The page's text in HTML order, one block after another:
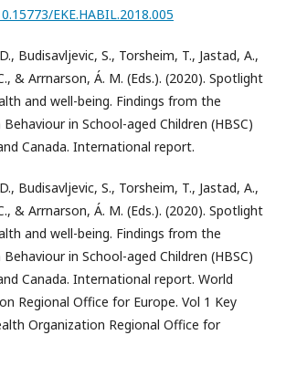
EKE.HABIL.2018.005
Budisavljevic, S., Torsheim, T., Jastad, A.,
& Arrnarson, Á. M. (Eds.). (2020). Spotlight
and well-being. Findings from the
in School-aged Children (HBSC)
Canada. International report.
Budisavljevic, S., Torsheim, T., Jastad, A.,
& Arrnarson, Á. M. (Eds.). (2020). Spotlight
and well-being. Findings from the
in School-aged Children (HBSC)
Canada. International report. World
Regional Office for Europe. Vol 1 Key
Organization Regional Office for